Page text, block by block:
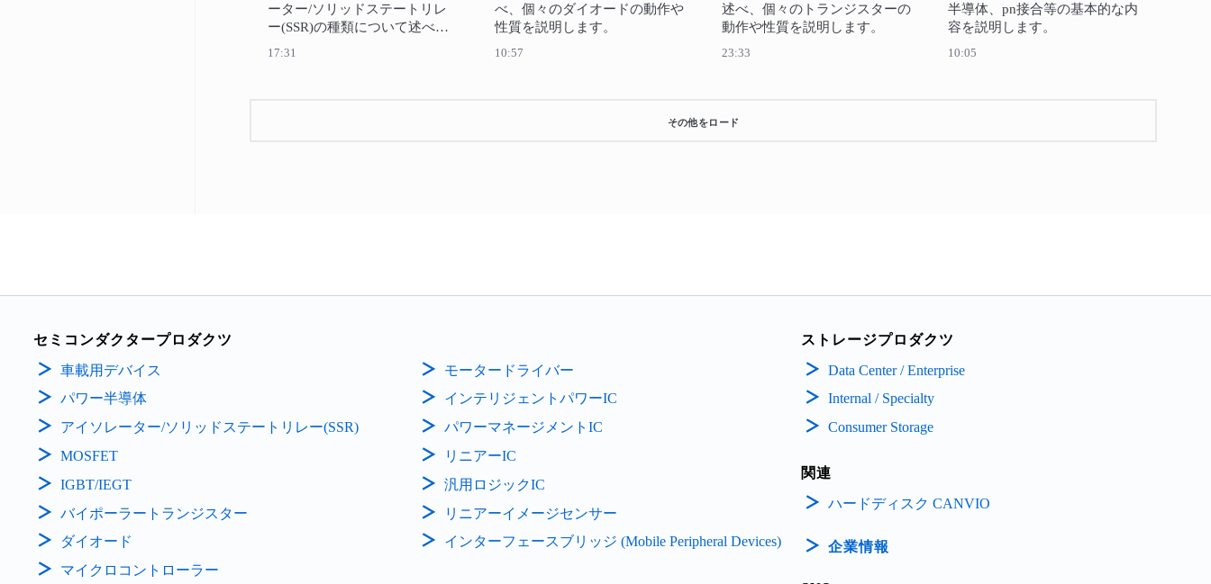
ーター/ソリッドステートリレ
ー(SSR)の種類について述べ、
17:31
べ、個々のダイオードの動作や
性質を説明します。
10:57
述べ、個々のトランジスターの
動作や性質を説明します。
23:33
半導体、pn接合等の基本的な内
容を説明します。
10:05
その他をロード
セミコンダクタープロダクツ
車載用デバイス
パワー半導体
アイソレーター/ソリッドステートリレー(SSR)
MOSFET
IGBT/IEGT
バイポーラートランジスター
ダイオード
マイクロコントローラー
モータードライバー
インテリジェントパワーIC
パワーマネージメントIC
リニアーIC
汎用ロジックIC
リニアーイメージセンサー
インターフェースブリッジ (Mobile Peripheral Devices)
ストレージプロダクツ
Data Center / Enterprise
Internal / Specialty
Consumer Storage
関連
ハードディスク CANVIO
企業情報